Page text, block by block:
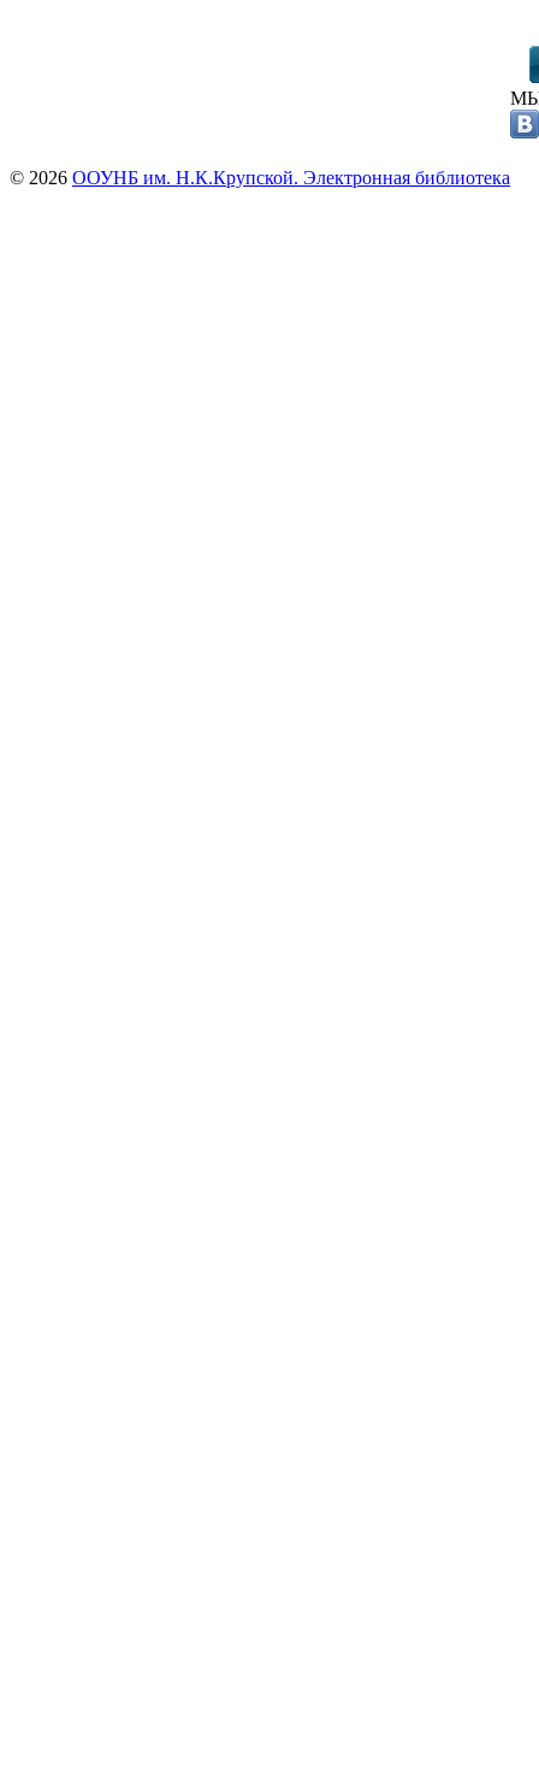
© 2026 ООУНБ им. Н.К.Крупской. Электронная библиотека